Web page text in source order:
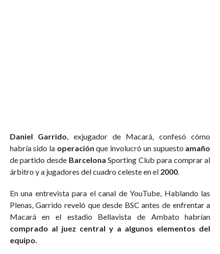
Daniel Garrido, exjugador de Macará, confesó cómo
habría sido la operación que involucró un supuesto amaño
de partido desde Barcelona Sporting Club para comprar al
árbitro y a jugadores del cuadro celeste en el 2000.
En una entrevista para el canal de YouTube, Hablando las
Plenas, Garrido reveló que desde BSC antes de enfrentar a
Macará en el estadio Bellavista de Ambato habrían
comprado al juez central y a algunos elementos del
equipo.